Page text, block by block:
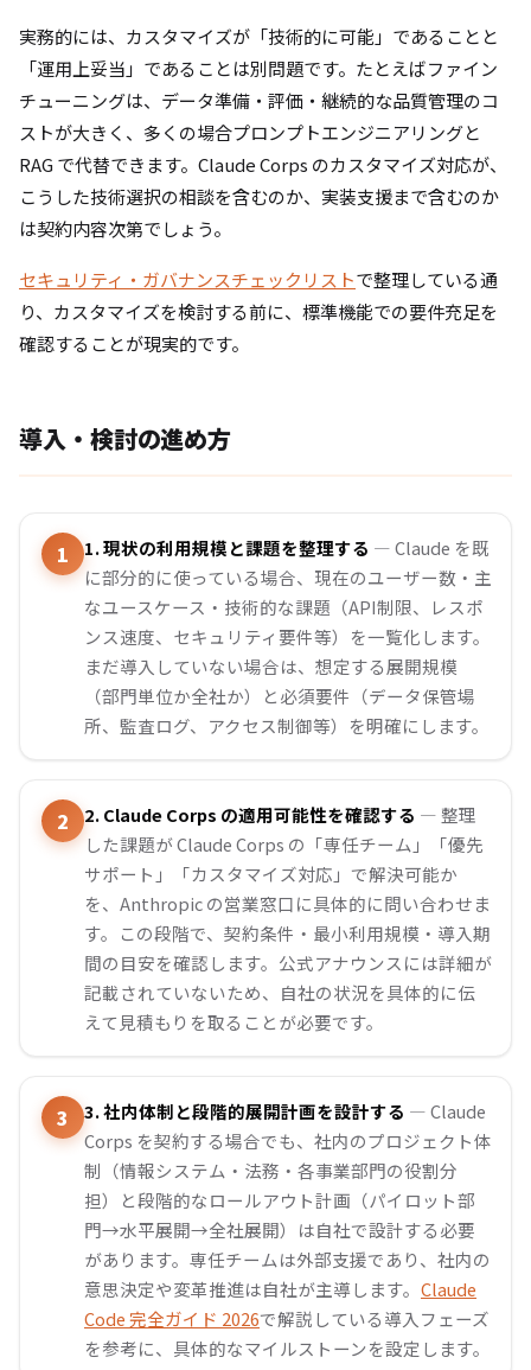
実務的には、カスタマイズが「技術的に可能」であることと
「運用上妥当」であることは別問題です。たとえばファイン
チューニングは、データ準備・評価・継続的な品質管理のコ
ストが大きく、多くの場合プロンプトエンジニアリングと
RAG で代替できます。Claude Corps のカスタマイズ対応が、
こうした技術選択の相談を含むのか、実装支援まで含むのか
は契約内容次第でしょう。
セキュリティ・ガバナンスチェックリストで整理している通
り、カスタマイズを検討する前に、標準機能での要件充足を
確認することが現実的です。
導入・検討の進め方
1. 現状の利用規模と課題を整理する — Claude を既
に部分的に使っている場合、現在のユーザー数・主
なユースケース・技術的な課題（API制限、レスポ
ンス速度、セキュリティ要件等）を一覧化します。
まだ導入していない場合は、想定する展開規模
（部門単位か全社か）と必須要件（データ保管場
所、監査ログ、アクセス制御等）を明確にします。
2. Claude Corps の適用可能性を確認する — 整理
した課題が Claude Corps の「専任チーム」「優先
サポート」「カスタマイズ対応」で解決可能か
を、Anthropic の営業窓口に具体的に問い合わせま
す。この段階で、契約条件・最小利用規模・導入期
間の目安を確認します。公式アナウンスには詳細が
記載されていないため、自社の状況を具体的に伝
えて見積もりを取ることが必要です。
3. 社内体制と段階的展開計画を設計する — Claude
Corps を契約する場合でも、社内のプロジェクト体
制（情報システム・法務・各事業部門の役割分
担）と段階的なロールアウト計画（パイロット部
門→水平展開→全社展開）は自社で設計する必要
があります。専任チームは外部支援であり、社内の
意思決定や変革推進は自社が主導します。 Claude
Code 完全ガイド 2026で解説している導入フェーズ
を参考に、具体的なマイルストーンを設定します。